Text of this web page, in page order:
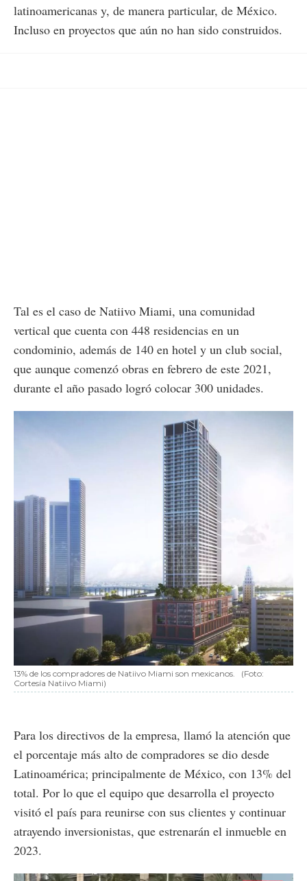
latinoamericanas y, de manera particular, de México.
Incluso en proyectos que aún no han sido construidos.
Tal es el caso de Natiivo Miami, una comunidad
vertical que cuenta con 448 residencias en un
condominio, además de 140 en hotel y un club social,
que aunque comenzó obras en febrero de este 2021,
durante el año pasado logró colocar 300 unidades.
13% de los compradores de Natiivo Miami son mexicanos.
(Foto:
Cortesía Natiivo Miami)
Para los directivos de la empresa, llamó la atención que
el porcentaje más alto de compradores se dio desde
Latinoamérica; principalmente de México, con 13% del
total. Por lo que el equipo que desarrolla el proyecto
visitó el país para reunirse con sus clientes y continuar
atrayendo inversionistas, que estrenarán el inmueble en
2023.